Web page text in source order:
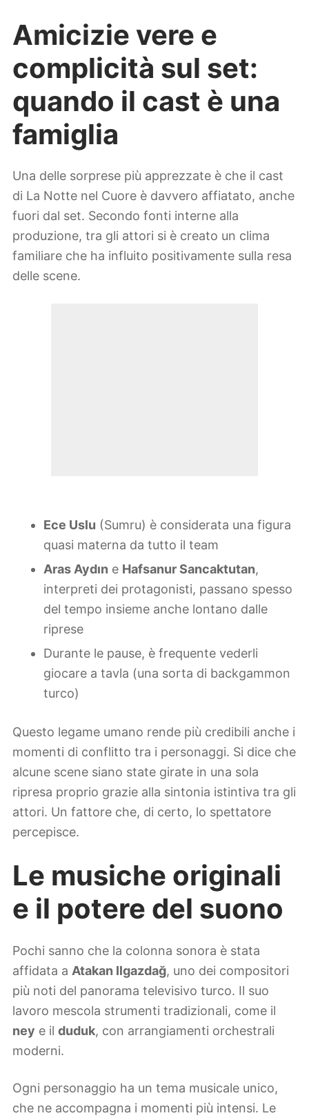
Amicizie vere e
complicità sul set:
quando il cast è una
famiglia
Una delle sorprese più apprezzate è che il cast
di La Notte nel Cuore è davvero affiatato, anche
fuori dal set. Secondo fonti interne alla
produzione, tra gli attori si è creato un clima
familiare che ha influito positivamente sulla resa
delle scene.
Ece Uslu (Sumru) è considerata una figura
quasi materna da tutto il team
Aras Aydın e Hafsanur Sancaktutan,
interpreti dei protagonisti, passano spesso
del tempo insieme anche lontano dalle
riprese
Durante le pause, è frequente vederli
giocare a tavla (una sorta di backgammon
turco)
Questo legame umano rende più credibili anche i
momenti di conflitto tra i personaggi. Si dice che
alcune scene siano state girate in una sola
ripresa proprio grazie alla sintonia istintiva tra gli
attori. Un fattore che, di certo, lo spettatore
percepisce.
Le musiche originali
e il potere del suono
Pochi sanno che la colonna sonora è stata
affidata a Atakan Ilgazdağ, uno dei compositori
più noti del panorama televisivo turco. Il suo
lavoro mescola strumenti tradizionali, come il
ney e il duduk, con arrangiamenti orchestrali
moderni.
Ogni personaggio ha un tema musicale unico,
che ne accompagna i momenti più intensi. Le